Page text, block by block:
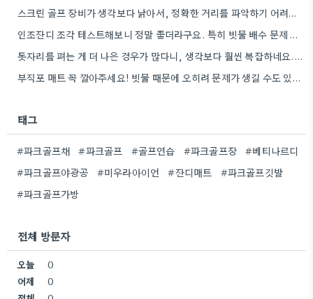
스크린 골프 장비가 생각보다 낡아서, 정확한 거리를 파악하기 어려웠어요. 개인적으로는 좀 더 투자해서 프로 레슨을…
인조잔디 조각 테스트해보니 정말 좋더라구요. 특히 빗물 배수 문제 확인하는 데 도움이 되어서 좋았어요.
돗자리를 펴는 게 더 나은 경우가 많다니, 생각보다 훨씬 복잡하네요. 데크를 짓는 게 더 현실적인…
부직포 매트 꼭 깔아주세요! 빗물 때문에 오히려 문제가 생길 수도 있더라구요.
태그
#파크골프채 #파크골프 #골프연습 #파크골프장
#베티나르디
#파크골프야광공
#미우라아이언 #잔디매트
#파크골프깃발
#파크골프가방
전체 방문자
오늘
0
어제
0